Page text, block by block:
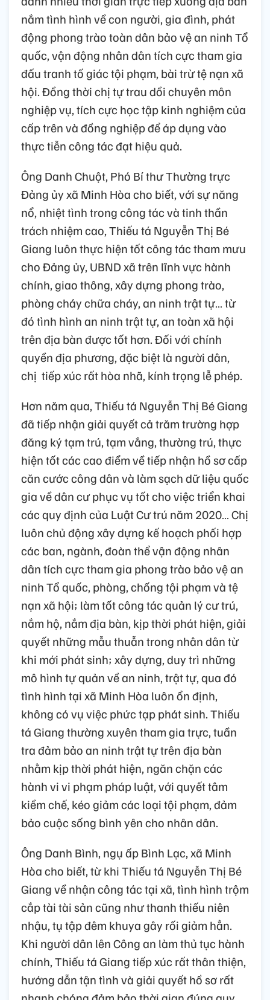
nắm tình hình về con người, gia đình, phát
động phong trào toàn dân bảo vệ an ninh Tổ
quốc, vận động nhân dân tích cực tham gia
đấu tranh tố giác tội phạm, bài trừ tệ nạn xã
hội. Đồng thời chị tự trau dồi chuyên môn
nghiệp vụ, tích cực học tập kinh nghiệm của
cấp trên và đồng nghiệp để áp dụng vào
thực tiễn công tác đạt hiệu quả.
Ông Danh Chuột, Phó Bí thư Thường trực
Đảng ủy xã Minh Hòa cho biết, với sự năng
nổ, nhiệt tình trong công tác và tinh thần
trách nhiệm cao, Thiếu tá Nguyễn Thị Bé
Giang luôn thực hiện tốt công tác tham mưu
cho Đảng ủy, UBND xã trên lĩnh vực hành
chính, giao thông, xây dựng phong trào,
phòng cháy chữa cháy, an ninh trật tự… từ
đó tình hình an ninh trật tự, an toàn xã hội
trên địa bàn được tốt hơn. Đối với chính
quyền địa phương, đặc biệt là người dân,
chị tiếp xúc rất hòa nhã, kính trọng lễ phép.
Hơn năm qua, Thiếu tá Nguyễn Thị Bé Giang
đã tiếp nhận giải quyết cả trăm trường hợp
đăng ký tạm trú, tạm vắng, thường trú, thực
hiện tốt các cao điểm về tiếp nhận hồ sơ cấp
căn cước công dân và làm sạch dữ liệu quốc
gia về dân cư phục vụ tốt cho việc triển khai
các quy định của Luật Cư trú năm 2020… Chị
luôn chủ động xây dựng kế hoạch phối hợp
các ban, ngành, đoàn thể vận động nhân
dân tích cực tham gia phong trào bảo vệ an
ninh Tổ quốc, phòng, chống tội phạm và tệ
nạn xã hội; làm tốt công tác quản lý cư trú,
nắm hộ, nắm địa bàn, kịp thời phát hiện, giải
quyết những mẫu thuẫn trong nhân dân từ
khi mới phát sinh; xây dựng, duy trì những
mô hình tự quản về an ninh, trật tự, qua đó
tình hình tại xã Minh Hòa luôn ổn định,
không có vụ việc phức tạp phát sinh. Thiếu
tá Giang thường xuyên tham gia trực, tuần
tra đảm bảo an ninh trật tự trên địa bàn
nhằm kịp thời phát hiện, ngăn chặn các
hành vi vi phạm pháp luật, với quyết tâm
kiềm chế, kéo giảm các loại tội phạm, đảm
bảo cuộc sống bình yên cho nhân dân.
Ông Danh Bình, ngụ ấp Bình Lạc, xã Minh
Hòa cho biết, từ khi Thiếu tá Nguyễn Thị Bé
Giang về nhận công tác tại xã, tình hình trộm
cắp tài tài sản cũng như thanh thiếu niên
nhậu, tụ tập đêm khuya gây rối giảm hẳn.
Khi người dân lên Công an làm thủ tục hành
chính, Thiếu tá Giang tiếp xúc rất thân thiện,
hướng dẫn tận tình và giải quyết hồ sơ rất